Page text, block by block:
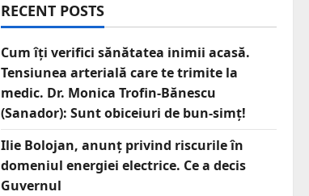
RECENT POSTS
Cum îți verifici sănătatea inimii acasă.
Tensiunea arterială care te trimite la
medic. Dr. Monica Trofin-Bănescu
(Sanador): Sunt obiceiuri de bun-simț!
Ilie Bolojan, anunț privind riscurile în
domeniul energiei electrice. Ce a decis
Guvernul